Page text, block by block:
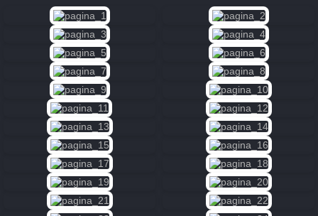
Arco De
Treinamento
Da Sakura
10K
Os
Simpsons
Hentai: A
Fantasia
Amarela
“O
9K